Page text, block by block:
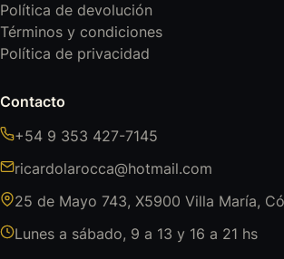
Política de devolución
Términos y condiciones
Política de privacidad
Contacto
+54 9 353 427-7145
ricardolarocca@hotmail.com
25 de Mayo 743, X5900 Villa María,
Lunes a sábado, 9 a 13 y 16 a 21 hs